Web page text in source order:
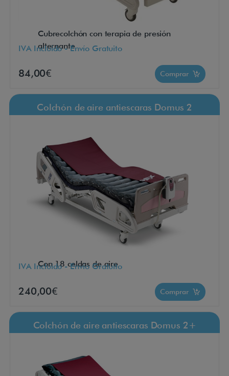
Cubrecolchón con terapia de presión
alternante
IVA Incluido - Envío Gratuito
84,00€ Comprar
Colchón de aire antiescaras Domus 2
Con 18 celdas de aire
IVA Incluido - Envío Gratuito
240,00€ Comprar
Colchón de aire antiescaras Domus 2+